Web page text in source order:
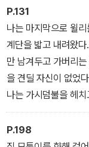
작했다. 참치 샐러드
아이스박스. 옷이랑
닥에 놓인 우유 상자.
등등…….
(……)
이 차가 싫었다. 구석
운전하는 척해보았다
를 원망하고 또 원망
살게 만든 나쁜 사람.
P.131
나는 마지막으로 윌
계단을 밟고 내려왔
만 남겨두고 가버리
을 견딜 자신이 없었
나는 가시덤불을 헤
짖는 소리가 내 뒤통
“난 아무 소리도 못 들
P.198